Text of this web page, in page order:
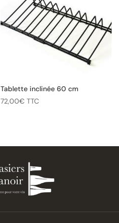
Tablette inclinée 60 cm
72,00€ TTC